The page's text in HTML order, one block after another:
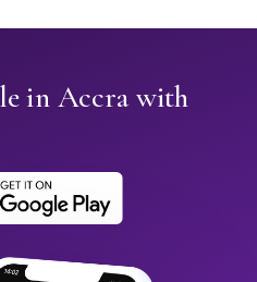
in Accra with